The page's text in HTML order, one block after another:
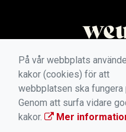
På vår webbplats
kakor (cookies) för att
webbplatsen ska
Genom att surfa vidare
kakor.
Mer